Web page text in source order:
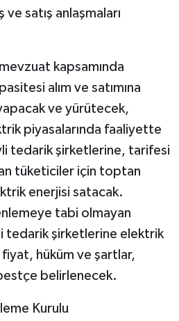
ve satış anlaşmaları
kapsamında
alım ve satımına
ve yürütecek,
piyasalarında faaliyette
tedarik şirketlerine, tarifesi
tüketiciler için toptan
enerjisi satacak.
tabi olmayan
tedarik şirketlerine elektrik
fiyat, hüküm ve şartlar,
belirlenecek.
Kurulu